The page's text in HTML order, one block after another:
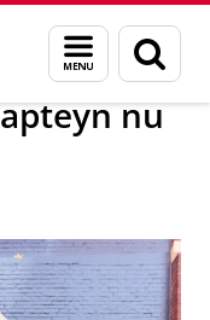
Menu
en
zoeken
nu